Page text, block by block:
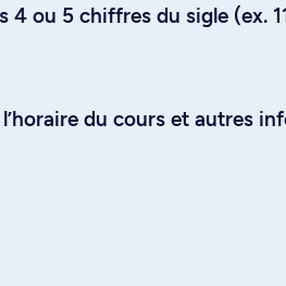
4 ou 5 chiffres du sigle (ex.
du cours et autres